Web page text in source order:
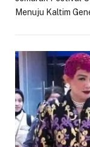
Menuju Kaltim